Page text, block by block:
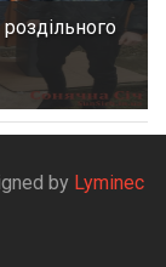
by Lyminec